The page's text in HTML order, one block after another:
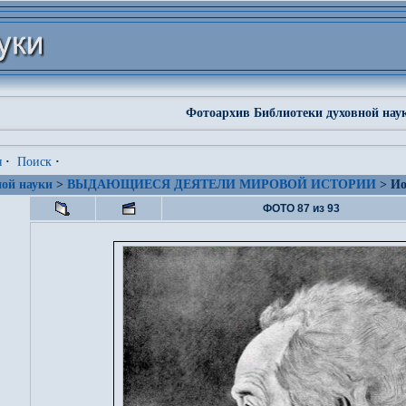
Фотоархив Библиотеки духовной
· Поиск ·
науки > ВЫДАЮЩИЕСЯ ДЕЯТЕЛИ МИРОВОЙ ИСТОРИИ >
ФОТО 87 из 93